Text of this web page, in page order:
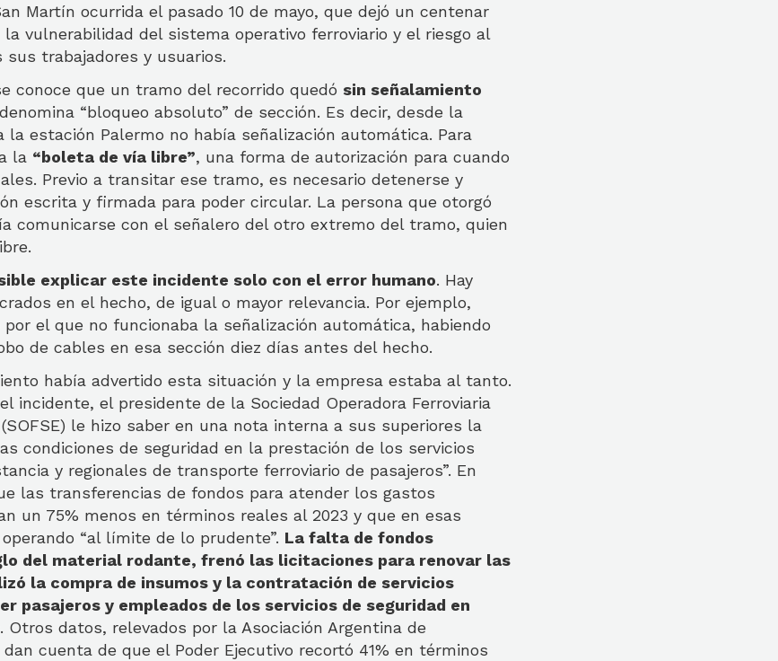
Martín ocurrida el pasado 10 de mayo, que dejó un centenar
la vulnerabilidad del sistema operativo ferroviario y el riesgo al
trabajadores y usuarios.
conoce que un tramo del recorrido quedó sin señalamiento
“bloqueo absoluto” de sección. Es decir, desde la
la estación Palermo no había señalización automática. Para
la “boleta de vía libre”, una forma de autorización para cuando
Previo a transitar ese tramo, es necesario detenerse y
escrita y firmada para poder circular. La persona que otorgó
comunicarse con el señalero del otro extremo del tramo, quien
explicar este incidente solo con el error humano. Hay
en el hecho, de igual o mayor relevancia. Por ejemplo,
el que no funcionaba la señalización automática, habiendo
de cables en esa sección diez días antes del hecho.
había advertido esta situación y la empresa estaba al tanto.
incidente, el presidente de la Sociedad Operadora Ferroviaria
le hizo saber en una nota interna a sus superiores la
condiciones de seguridad en la prestación de los servicios
y regionales de transporte ferroviario de pasajeros”. En
las transferencias de fondos para atender los gastos
un 75% menos en términos reales al 2023 y que en esas
“al límite de lo prudente”. La falta de fondos
del material rodante, frenó las licitaciones para renovar las
la compra de insumos y la contratación de servicios
pasajeros y empleados de los servicios de seguridad en
. Otros datos, relevados por la Asociación Argentina de
dan cuenta de que el Poder Ejecutivo recortó 41% en términos